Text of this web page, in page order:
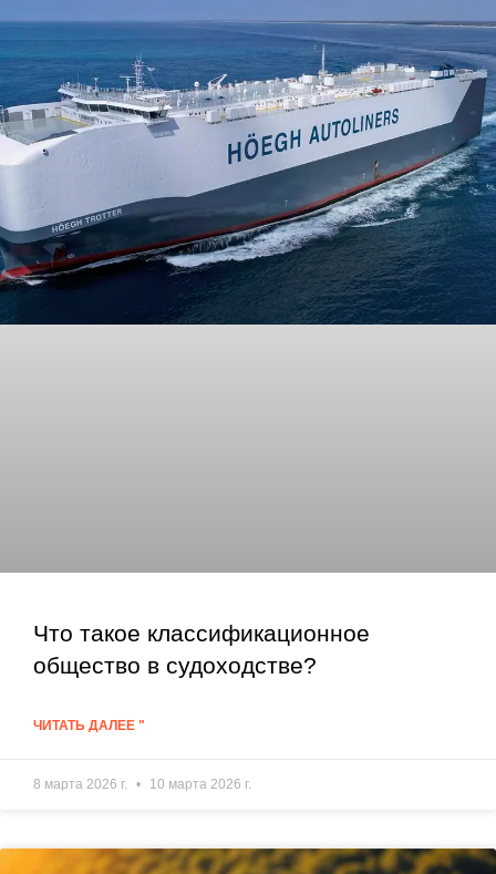
Что такое классификационное
общество в судоходстве?
ЧИТАТЬ ДАЛЕЕ "
8 марта 2026 г. 10 марта 2026 г.